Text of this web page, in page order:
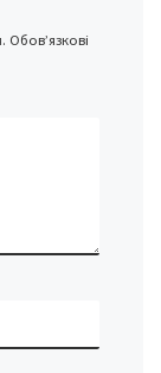
Обов’язкові